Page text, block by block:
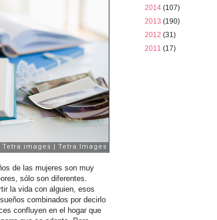
de las mujeres son muy
sólo son diferentes.
la vida con alguien, esos
combinados por decirlo
confluyen en el hogar que
2014 (107)
2013 (190)
2012 (31)
2011 (17)